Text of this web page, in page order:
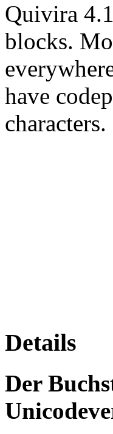
Quivira
blocks.
have
characters.
Details
Der